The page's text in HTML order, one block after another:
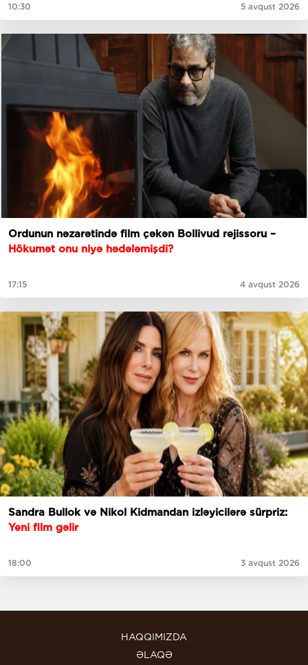
10:30 5 avqust 2026
Ordunun nəzarətində film çəkən Bollivud rejissoru –
Hökumət onu niyə hədələmişdi?
17:15 4 avqust 2026
Sandra Bullok və Nikol Kidmandan izləyicilərə sürpriz:
Yeni film gəlir
18:00 3 avqust 2026
HAQQIMIZDA
ƏLAQƏ